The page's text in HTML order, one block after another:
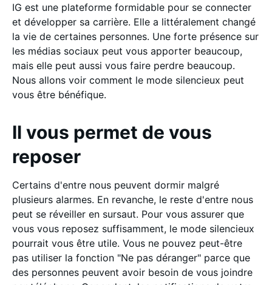
IG est une plateforme formidable pour se connecter
et développer sa carrière. Elle a littéralement changé
la vie de certaines personnes. Une forte présence sur
les médias sociaux peut vous apporter beaucoup,
mais elle peut aussi vous faire perdre beaucoup.
Nous allons voir comment le mode silencieux peut
vous être bénéfique.
Il vous permet de vous
reposer
Certains d'entre nous peuvent dormir malgré
plusieurs alarmes. En revanche, le reste d'entre nous
peut se réveiller en sursaut. Pour vous assurer que
vous vous reposez suffisamment, le mode silencieux
pourrait vous être utile. Vous ne pouvez peut-être
pas utiliser la fonction "Ne pas déranger" parce que
des personnes peuvent avoir besoin de vous joindre